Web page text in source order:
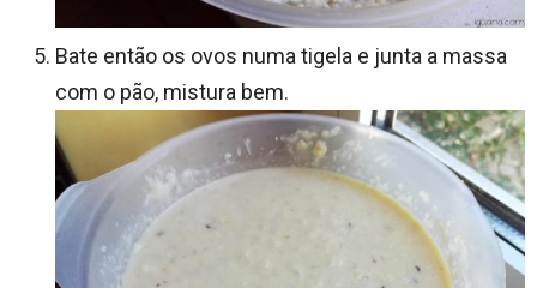
Bate então os ovos numa tigela e junta a massa
com o pão, mistura bem.